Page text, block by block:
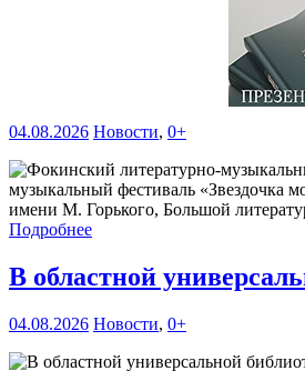
04.08.2026 Новости, 0+
музыкальный фестиваль «Звездочка
имени М. Горького, Большой
Подробнее
В областной
04.08.2026 Новости, 0+